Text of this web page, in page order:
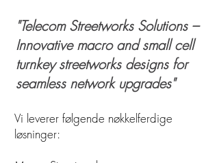
"Telecom Streetworks Solutions –
Innovative macro and small cell
turnkey streetworks designs for
seamless network upgrades"
Vi leverer følgende nøkkelferdige
løsninger: